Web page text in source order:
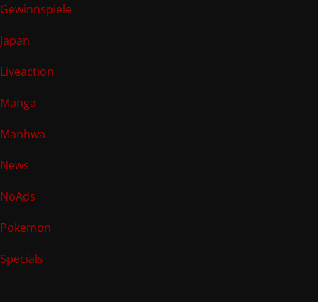
Gewinnspiele
Japan
Liveaction
Manga
Manhwa
News
NoAds
Pokemon
Specials